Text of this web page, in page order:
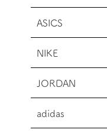
ASICS
NIKE
JORDAN
adidas